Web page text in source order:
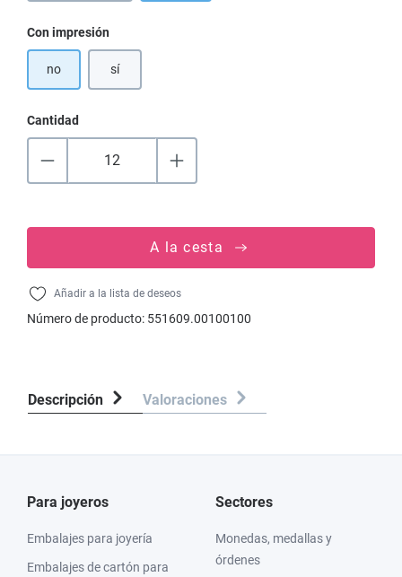
Seleccione
Con impresión
no sí
Cantidad
A la cesta
Añadir a la lista de deseos
Número de producto: 551609.00100100
Descripción Valoraciones
Para joyeros
Embalajes para joyería
Embalajes de cartón para
Sectores
Monedas, medallas y
órdenes